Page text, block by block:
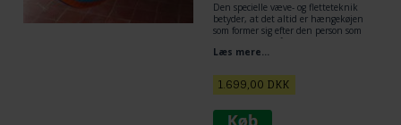
Den specielle væve- og fletteteknik
betyder, at det altid er hængekøjen
som former sig efter den person som
bruger køjen. Når det er hængekøjen
som tilpasser sig opnås den
hængekøjen. Du kommer nærmest til
at ligge og svæve i luften, og det er
Læs mere...
1.699,00 DKK